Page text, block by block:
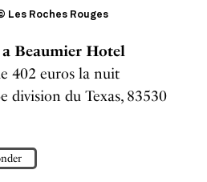
Les Roches Rouges
a Beaumier Hotel
402 euros la nuit
division du Texas, 83530